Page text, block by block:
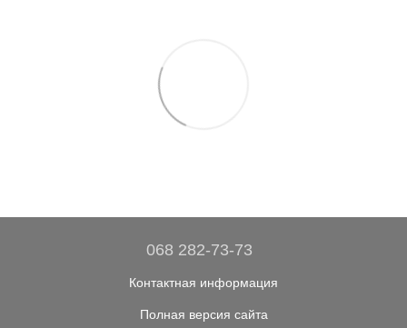
068 282-73-73
Контактная информация
Полная версия сайта